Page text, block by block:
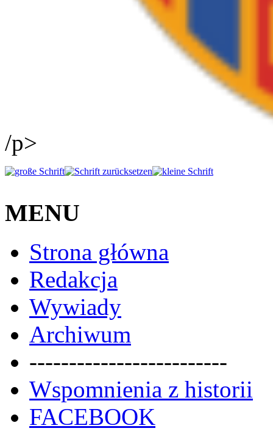
/p>
MENU
Strona główna
Redakcja
Wywiady
Archiwum
-------------------------
Wspomnienia z historii
FACEBOOK